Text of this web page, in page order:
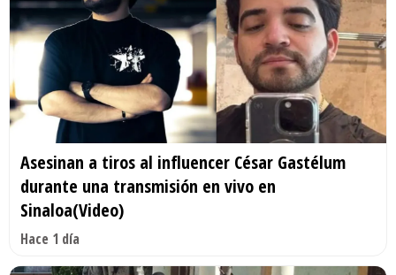
Asesinan a tiros al influencer César Gastélum
durante una transmisión en vivo en
Sinaloa(Video)
Hace 1 día